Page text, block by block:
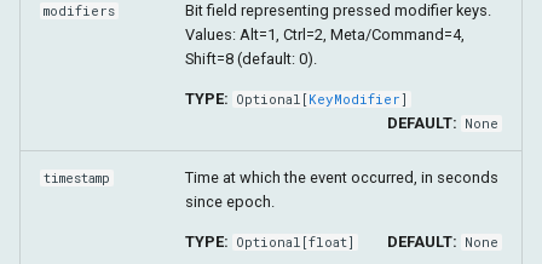
modifiers
Bit field representing pressed modifier keys.
Values: Alt=1, Ctrl=2, Meta/Command=4,
Shift=8 (default: 0).
TYPE: Optional [KeyModifier]
DEFAULT: None
timestamp
Time at which the event occurred, in seconds
since epoch.
TYPE: Optional [float] DEFAULT: None